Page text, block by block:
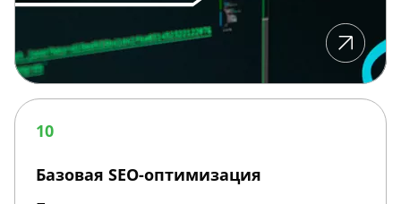
Базовая
SEO-
оптимизация
10
Базовая SEO-оптимизация